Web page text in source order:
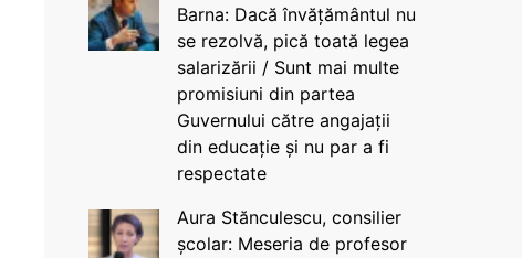
Barna: Dacă învățământul nu
se rezolvă, pică toată legea
salarizării / Sunt mai multe
promisiuni din partea
Guvernului către angajații
din educație și nu par a fi
respectate
Aura Stănculescu, consilier
școlar: Meseria de profesor